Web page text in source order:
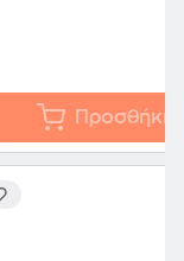
Προσθήκη